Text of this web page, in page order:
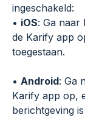
ingeschakeld:
• iOS: Ga naar
de Karify app
toegestaan.
• Android: Ga
Karify app op,
berichtgeving